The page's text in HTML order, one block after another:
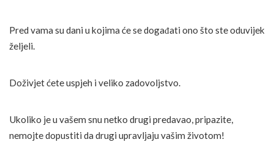
Pred vama su dani u kojima će se događati ono što ste oduvijek
željeli.
Doživjet ćete uspjeh i veliko zadovoljstvo.
Ukoliko je u vašem snu netko drugi predavao, pripazite,
nemojte dopustiti da drugi upravljaju vašim životom!